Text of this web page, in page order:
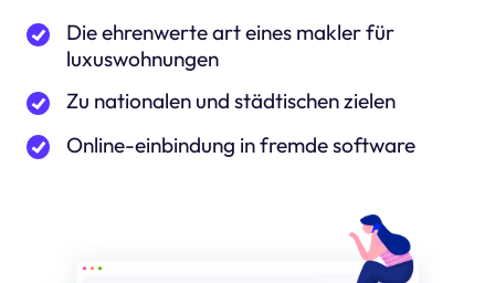
Die ehrenwerte art eines makler für
luxuswohnungen
Zu nationalen und städtischen zielen
Online-einbindung in fremde software